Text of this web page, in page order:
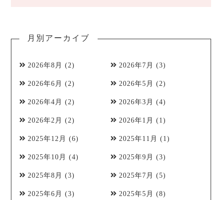
月別アーカイブ
2026年8月 (2) 2026年7月 (3)
2026年6月 (2) 2026年5月 (2)
2026年4月 (2) 2026年3月 (4)
2026年2月 (2) 2026年1月 (1)
2025年12月 (6) 2025年11月 (1)
2025年10月 (4) 2025年9月 (3)
2025年8月 (3) 2025年7月 (5)
2025年6月 (3) 2025年5月 (8)